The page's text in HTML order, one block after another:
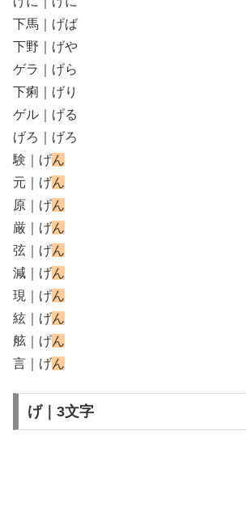
下馬｜げば
下野｜げや
ゲラ｜げら
下痢｜げり
ゲル｜げる
げろ｜げろ
験｜げん
元｜げん
原｜げん
厳｜げん
弦｜げん
減｜げん
現｜げん
絃｜げん
舷｜げん
言｜げん
げ｜3文字